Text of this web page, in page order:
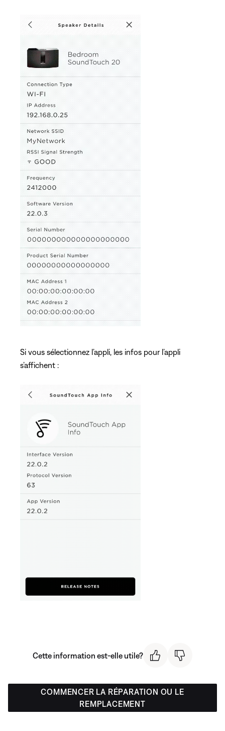
Si vous sélectionnez l’appli, les infos pour l’appli
s’affichent :
Cette information est-elle utile?
COMMENCER LA RÉPARATION OU LE
REMPLACEMENT